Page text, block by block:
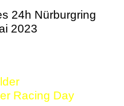
24h Nürburgring
2023
Racing Day